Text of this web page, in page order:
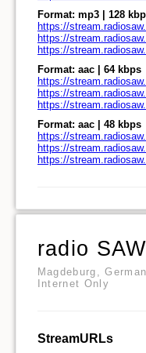
Format: mp3 | 128
Format: aac | 64 kbps
Format: aac | 48 kbps
radio
Magdeburg,
Internet Only
StreamURLs